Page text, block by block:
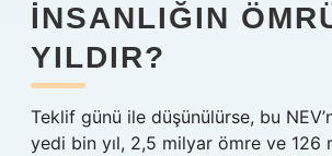
İNSANLIĞIN
YILDIR?
Teklif günü ile düşünülürse, bu
yedi bin yıl, 2,5 milyar ömre ve 126